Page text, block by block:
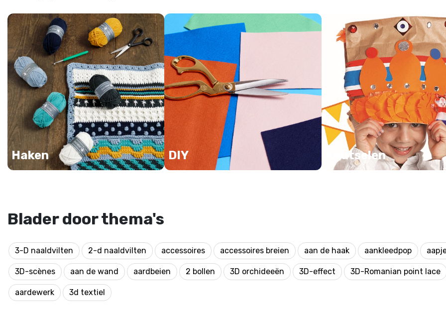
Haken DIY Knutselen
Blader door thema's
3-D naaldvilten 2-d naaldvilten accessoires accessoires breien aan de haak aankleedpop
3D-scènes aan de wand aardbeien 2 bollen 3D orchideeën 3D-effect 3D-Romanian point lace
aardewerk 3d textiel